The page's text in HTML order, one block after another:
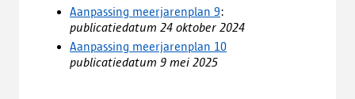
Aanpassing meerjarenplan 9:
publicatiedatum 24 oktober 2024
Aanpassing meerjarenplan 10
publicatiedatum 9 mei 2025